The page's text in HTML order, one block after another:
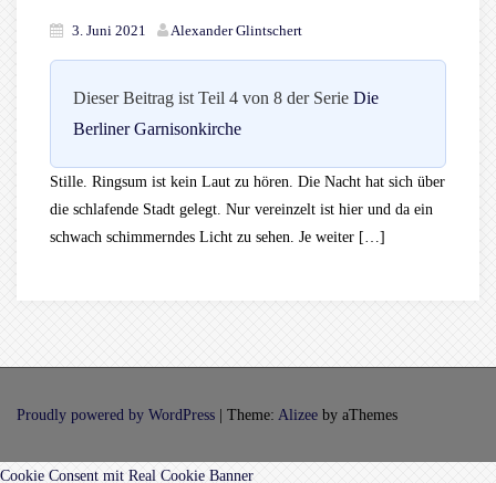
3. Juni 2021 Alexander Glintschert
Dieser Beitrag ist Teil 4 von 8 der Serie Die
Berliner Garnisonkirche
Stille. Ringsum ist kein Laut zu hören. Die Nacht hat sich über
die schlafende Stadt gelegt. Nur vereinzelt ist hier und da ein
schwach schimmerndes Licht zu sehen. Je weiter […]
Proudly powered by WordPress | Theme: Alizee by aThemes
Cookie Consent mit Real Cookie Banner